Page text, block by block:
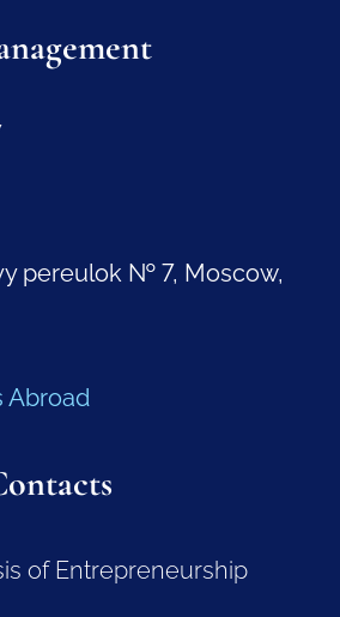
pereulok № 7, Moscow,
Abroad
of Entrepreneurship